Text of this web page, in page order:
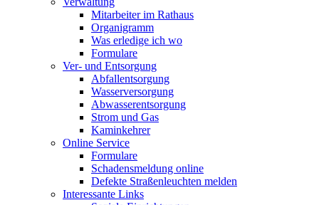
Mitarbeiter im Rathaus
Organigramm
Was erledige ich wo
Formulare
Ver- und Entsorgung
Abfallentsorgung
Wasserversorgung
Abwasserentsorgung
Strom und Gas
Kaminkehrer
Online Service
Formulare
Schadensmeldung online
Defekte Straßenleuchten melden
Interessante Links